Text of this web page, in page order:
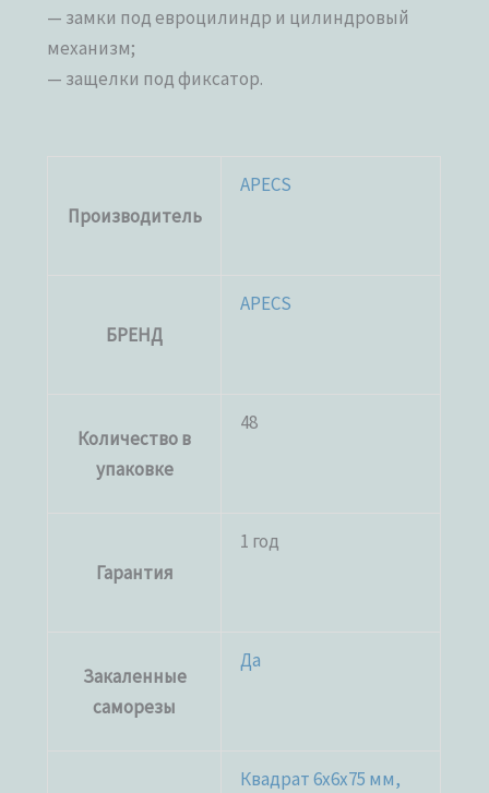
— замки под евроцилиндр и цилиндровый
механизм;
— защелки под фиксатор.
Производитель
APECS
БРЕНД
APECS
Количество в
упаковке
48
Гарантия
1 год
Закаленные
саморезы
Да
Квадрат 6х6х75 мм,